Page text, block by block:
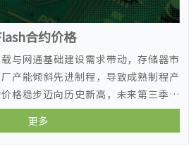
合约价格
与网通基础建设需求带动，存储器市
产能倾斜先进制程，导致成熟制程产
格稳步迈向历史新高，未来第三季传
持续加剧。
更多